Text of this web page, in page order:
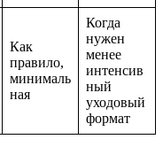
Как
правило,
минималь
ная
Когда
нужен
менее
интенсив
ный
уходовый
формат